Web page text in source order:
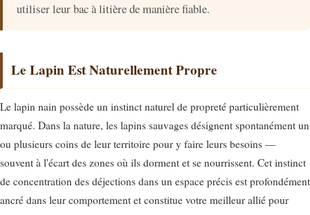
utiliser leur bac à litière de manière fiable.
Le Lapin Est Naturellement Propre
Le lapin nain possède un instinct naturel de propreté particulièrement
marqué. Dans la nature, les lapins sauvages désignent spontanément un
ou plusieurs coins de leur territoire pour y faire leurs besoins —
souvent à l'écart des zones où ils dorment et se nourrissent. Cet instinct
de concentration des déjections dans un espace précis est profondément
ancré dans leur comportement et constitue votre meilleur allié pour